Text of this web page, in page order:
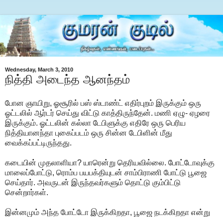
Wednesday, March 3, 2010
நித்தி அடைந்த ஆனந்தம்
போன ஞாயிறு, ஓசூரில் பஸ் ஸ்டாண்ட் எதிர்புறம் இருக்கும் ஒரு
ஓட்டலில் ஆர்டர் செய்து விட்டு காத்திருந்தேன். மணி ஏழு- ஏழரை
இருக்கும். ஓட்டலின் கல்லா டேபிளுக்கு எதிரே ஒரு பெரிய
நித்தியானந்தா புகைப்படம் ஒரு சின்ன டேபிளின் மீது
வைக்கப்பட்டிருந்தது.
கடையின் முதலாளியா? யாரென்று தெரியவில்லை. போட்டோவுக்கு
மாலைப்போட்டு, ரொம்ப பயபக்தியுடன் சாம்பிராணி போட்டு பூஜை
செய்தார். அவருடன் இருந்தவர்களும் தொட்டு கும்பிட்டு
சென்றார்கள்.
இன்னமும் அந்த போட்டோ இருக்கிறதா, பூஜை நடக்கிறதா என்று